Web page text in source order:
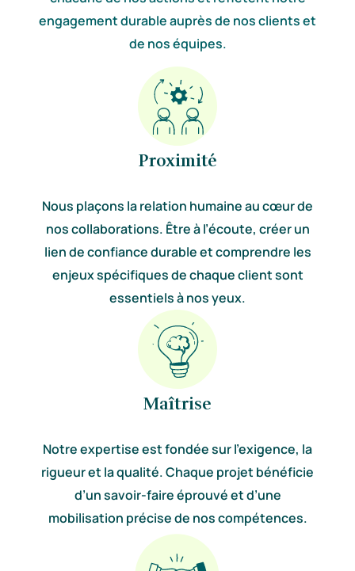
engagement durable auprès de nos clients et
de nos équipes.
Proximité
Nous plaçons la relation humaine au cœur de
nos collaborations. Être à l’écoute, créer un
lien de confiance durable et comprendre les
enjeux spécifiques de chaque client sont
essentiels à nos yeux.
Maîtrise
Notre expertise est fondée sur l’exigence, la
rigueur et la qualité. Chaque projet bénéficie
d’un savoir-faire éprouvé et d’une
mobilisation précise de nos compétences.